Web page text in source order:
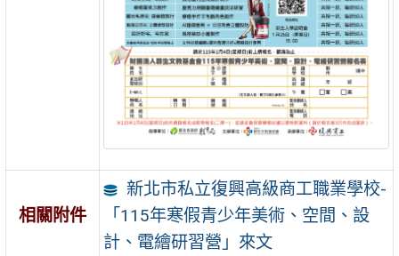
相關附件
新北市私立復興高級商工職業學校-
「115年寒假青少年美術、空間、設
計、電繪研習營」來文